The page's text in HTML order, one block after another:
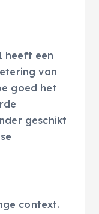
heeft een
van
goed het
geschikt
context.